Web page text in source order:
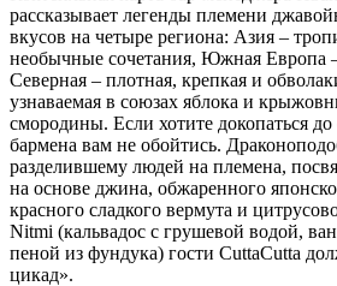
рассказывает легенды племени
вкусов на четыре региона: Азия –
необычные сочетания, Южная Европа –
Северная – плотная, крепкая и
узнаваемая в союзах яблока и
смородины. Если хотите докопаться до
бармена вам не обойтись.
разделившему людей на племена,
на основе джина, обжаренного
красного сладкого вермута и
Nitmi (кальвадос с грушевой водой,
пеной из фундука) гости CuttaCutta
цикад».